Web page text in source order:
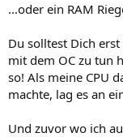
...oder ein RAM
Du solltest Dich
mit dem OC zu tun
so! Als meine CPU
machte, lag es an
Und zuvor wo ich